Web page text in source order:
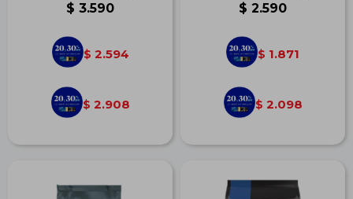
$ 3.590
$ 2.594
$ 2.908
$ 2.590
$ 1.871
$ 2.098